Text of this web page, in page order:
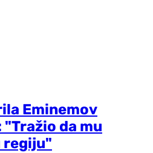
Eminemov
da mu
regiju"